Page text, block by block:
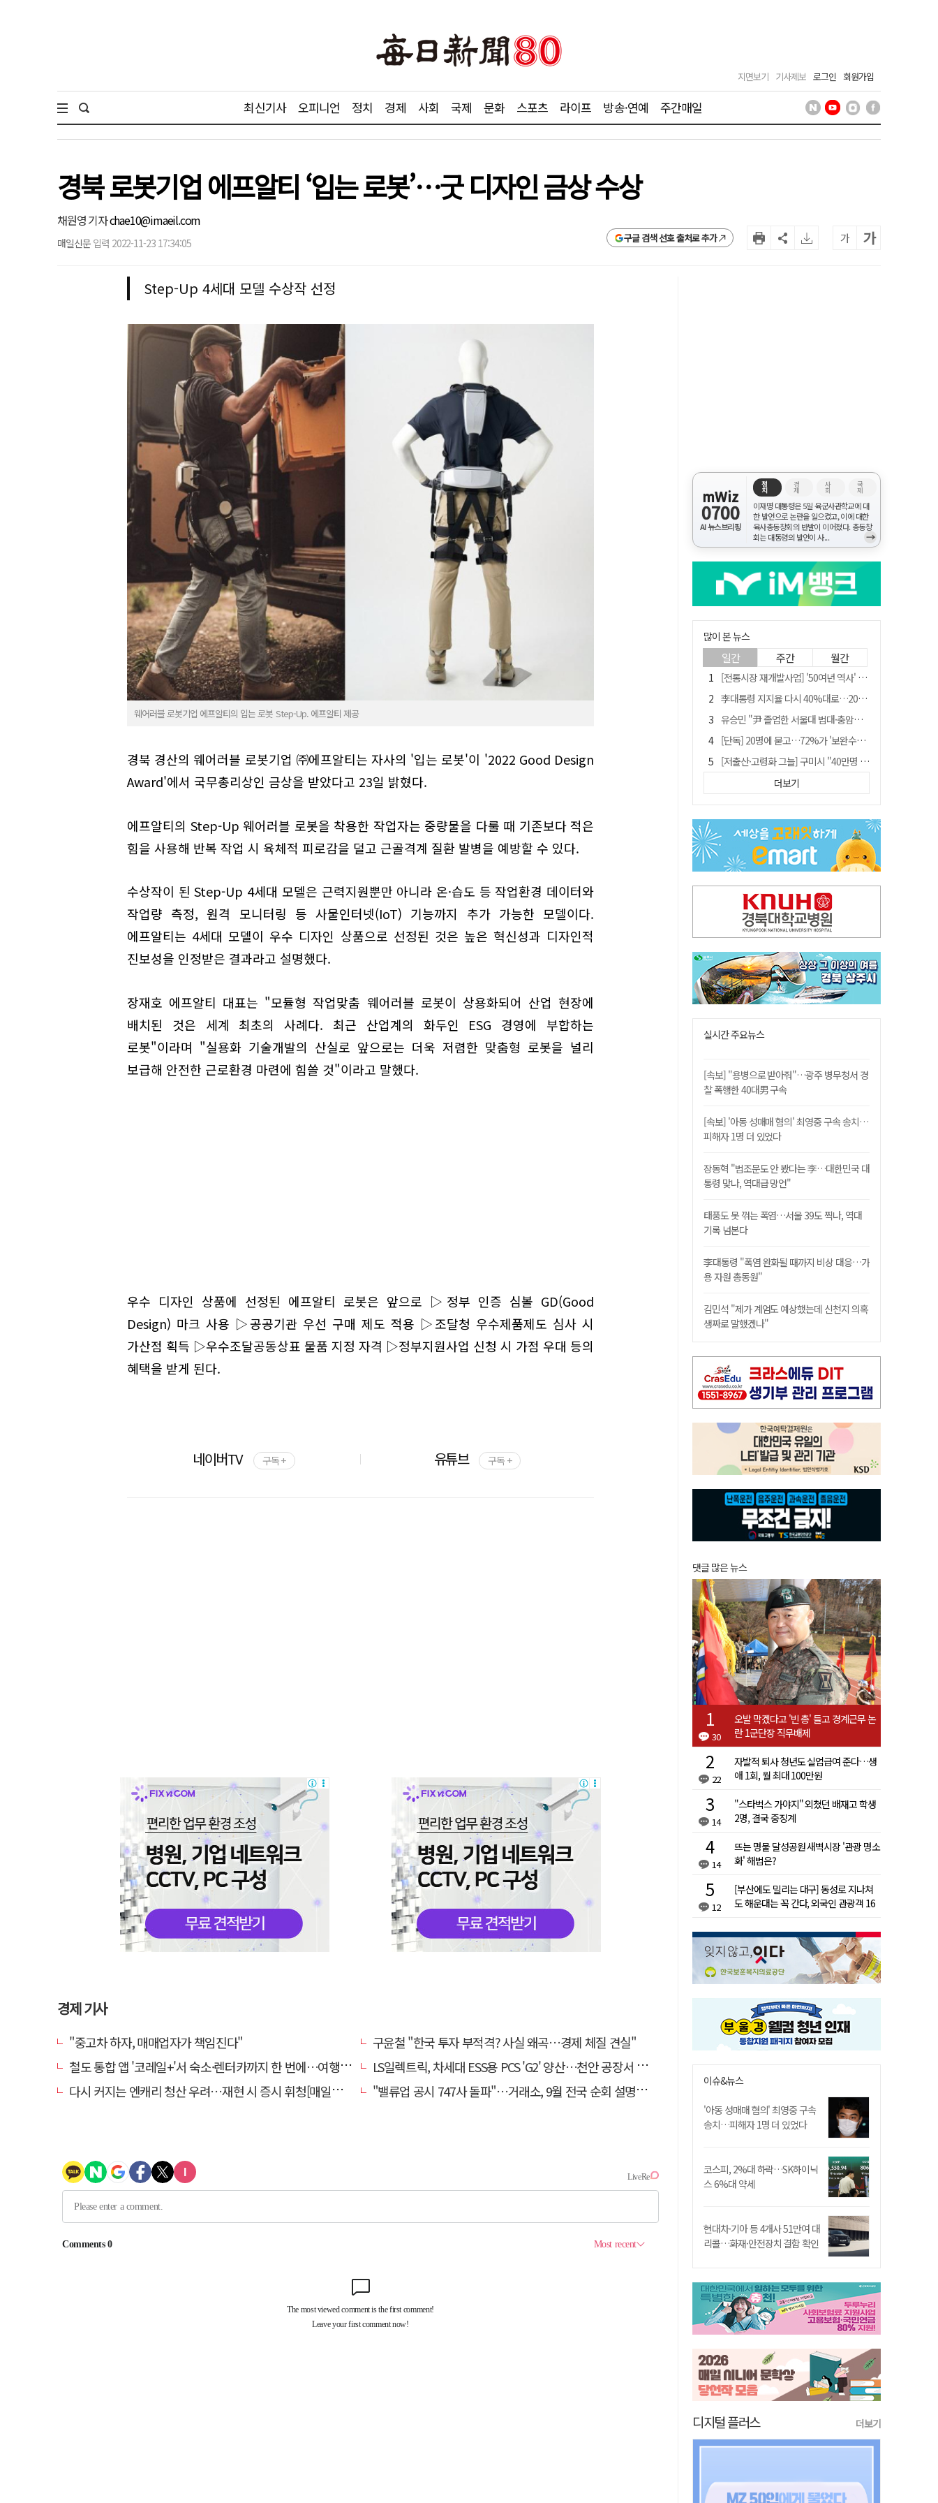
지면보기 기사제보 로그인 회원가입
최신기사 오피니언 정치 경제 사회 국제 문화 스포츠 라이프 방송·연예 주간매일
경북 로봇기업 에프알티 ‘입는 로봇’…굿 디자인 금상 수상
채원영 기자chae10@imaeil.com
매일신문 입력 2022-11-23 17:34:05 구글 검색 선호 출처로 추가 가 가
Step-Up 4세대 모델 수상작 선정
웨어러블 로봇기업 에프알티의 입는 로봇 Step-Up. 에프알티 제공
경북 경산의 웨어러블 로봇기업 ㈜에프알티는 자사의 '입는 로봇'이 '2022 Good Design
Award'에서 국무총리상인 금상을 받았다고 23일 밝혔다.
에프알티의 Step-Up 웨어러블 로봇을 착용한 작업자는 중량물을 다룰 때 기존보다 적은
힘을 사용해 반복 작업 시 육체적 피로감을 덜고 근골격계 질환 발병을 예방할 수 있다.
수상작이 된 Step-Up 4세대 모델은 근력지원뿐만 아니라 온·습도 등 작업환경 데이터와
작업량 측정, 원격 모니터링 등 사물인터넷(IoT) 기능까지 추가 가능한 모델이다.
에프알티는 4세대 모델이 우수 디자인 상품으로 선정된 것은 높은 혁신성과 디자인적
진보성을 인정받은 결과라고 설명했다.
장재호 에프알티 대표는 "모듈형 작업맞춤 웨어러블 로봇이 상용화되어 산업 현장에
배치된 것은 세계 최초의 사례다. 최근 산업계의 화두인 ESG 경영에 부합하는
로봇"이라며 "실용화 기술개발의 산실로 앞으로는 더욱 저렴한 맞춤형 로봇을 널리
보급해 안전한 근로환경 마련에 힘쓸 것"이라고 말했다.
우수 디자인 상품에 선정된 에프알티 로봇은 앞으로 ▷정부 인증 심볼 GD(Good
Design) 마크 사용 ▷공공기관 우선 구매 제도 적용 ▷조달청 우수제품제도 심사 시
가산점 획득 ▷우수조달공동상표 물품 지정 자격 ▷정부지원사업 신청 시 가점 우대 등의
혜택을 받게 된다.
네이버TV 구독 + 유튜브 구독 +
경제 기사
"중고차 하자, 매매업자가 책임진다"
구윤철 "한국 투자 부적격? 사실 왜곡…경제 체질 견실"
철도 통합 앱 '코레일+'서 숙소·렌터카까지 한 번에…여행 서비스 확대
LS일렉트릭, 차세대 ESS용 PCS 'G2' 양산…천안 공장서 출하
다시 커지는 엔캐리 청산 우려…재현 시 증시 휘청[매일뭐니머니]
"밸류업 공시 747사 돌파"…거래소, 9월 전국 순회 설명회 연다
mWiz
0700
AI 뉴스브리핑
정
치
경
제
사
회
국
제
이재명 대통령은 5일 육군사관학교에 대
한 발언으로 논란을 일으켰고, 이에 대한
육사총동창회의 반발이 이어졌다. 총동창
회는 대통령의 발언이 사...
→
많이 본 뉴스
일간 주간 월간
[전통시장 재개발사업] '50여년 역사' 수성시장 자리에 25층 주상복합 들어선다
李대통령 지지율 다시 40%대로…20대는 18.8%p 급락
유승민 "尹 졸업한 서울대 법대·충암고도 없애야"…李 육사 통합 직격
[단독] 20명에 묻고…72%가 '보완수사권 폐지'?
[저출산·고령화 그늘] 구미시 "40만명 사수" 고령군 "3만명대 회복"
[전통시장 재개발사업] 신천시장 재개발, 준공 후에도 소송전
안동-사가에, "50년 우정 넘어 미래 50년 함께 연다"
[인사]경상북도
"김용민, 흑백논리로 세상 보는 듯" 검찰 내부서 지탄
더보기
실시간 주요뉴스
[속보] "용병으로 받아줘"…광주 병무청서 경
찰 폭행한 40대男 구속
[속보] '아동 성매매 혐의' 최영중 구속 송치…
피해자 1명 더 있었다
장동혁 "법조문도 안 봤다는 李…대한민국 대
통령 맞나, 역대급 망언"
태풍도 못 꺾는 폭염…서울 39도 찍나, 역대
기록 넘본다
李대통령 "폭염 완화될 때까지 비상 대응…가
용 자원 총동원"
김민석 "제가 계엄도 예상했는데 신천지 의혹
생짜로 말했겠나"
댓글 많은 뉴스
30
오발 막겠다고 '빈 총' 들고 경계근무 논
란 1군단장 직무배제
22
자발적 퇴사 청년도 실업급여 준다…생
애 1회, 월 최대 100만원
14
"스타벅스 가야지" 외쳤던 배재고 학생
2명, 결국 중징계
14
뜨는 명물 달성공원 새벽시장 '관광 명소
화' 해법은?
12
[부산에도 밀리는 대구] 동성로 지나쳐
도 해운대는 꼭 간다, 외국인 관광객 16
이슈&뉴스
'아동 성매매 혐의' 최영중 구속
송치…피해자 1명 더 있었다
코스피, 2%대 하락…SK하이닉
스 6%대 약세
현대차·기아 등 4개사 51만여 대
리콜…화재·안전장치 결함 확인
디지털 플러스 더보기